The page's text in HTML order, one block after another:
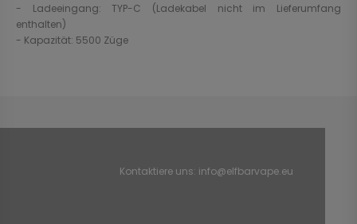
- Ladeeingang: TYP-C (Ladekabel nicht im Lieferumfang
enthalten)
- Kapazität: 5500 Züge
Kontaktiere uns: info@elfbarvape.eu